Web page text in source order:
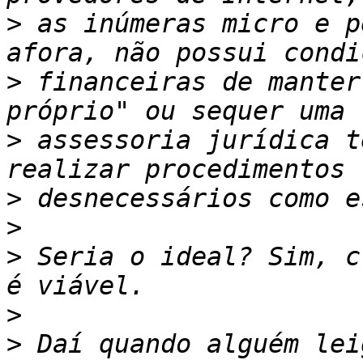
> as inúmeras micro e
> financeiras de
> assessoria jurídica
>
>
> Seria o ideal? Sim,
>
> Daí quando alguém